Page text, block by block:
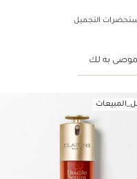
التجميل
به لك